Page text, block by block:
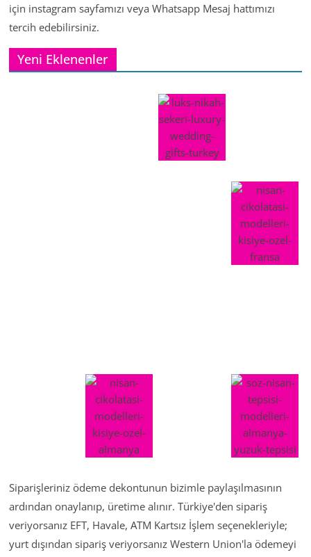
için instagram sayfamızı veya Whatsapp Mesaj hattımızı
tercih edebilirsiniz.
Yeni Eklenenler
Siparişleriniz ödeme dekontunun bizimle paylaşılmasının
ardından onaylanıp, üretime alınır. Türkiye'den sipariş
veriyorsanız EFT, Havale, ATM Kartsız İşlem seçenekleriyle;
yurt dışından sipariş veriyorsanız Western Union'la ödemeyi